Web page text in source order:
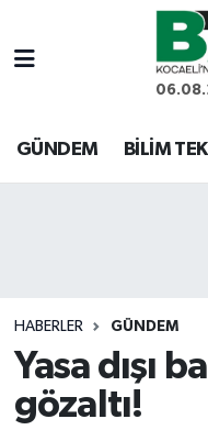
GÜNDEM BİLİM
HABERLER GÜNDEM
Yasa dışı
gözaltı!
Kocaeli Nöbetçi
Kocaeli Hava
Son Dakika
Haber Arşivi